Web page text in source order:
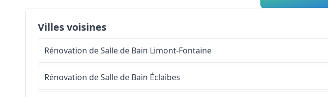
Villes voisines
Rénovation de Salle de Bain Limont-Fontaine
Rénovation de Salle de Bain Éclaibes